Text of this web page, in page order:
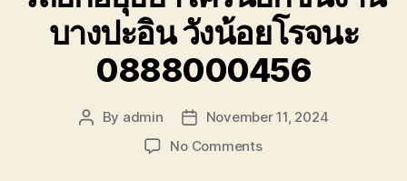
โทร
0818900005
บางปะอิน วังน้อยโรจนะ
0888000456
Post
By admin
Post
date
November 11, 2024
No Commentson